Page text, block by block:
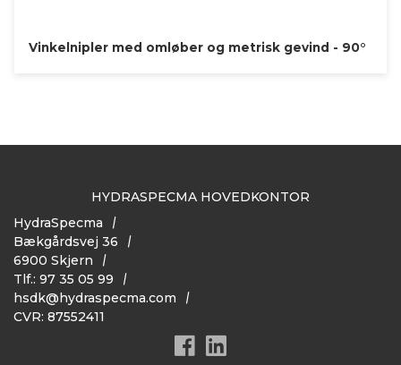
Vinkelnipler med omløber og metrisk gevind - 90°
HYDRASPECMA HOVEDKONTOR
HydraSpecma
Bækgårdsvej 36
6900 Skjern
Tlf.: 97 35 05 99
hsdk@hydraspecma.com
CVR: 87552411